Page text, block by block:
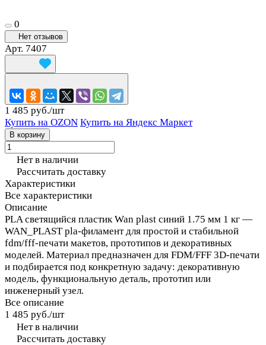
0
Нет отзывов
Арт. 7407
1 485 руб./шт
Купить на OZON Купить на Яндекс Маркет
В корзину
Нет в наличии
Рассчитать доставку
Характеристики
Все характеристики
Описание
PLA светящийся пластик Wan plast синий 1.75 мм 1 кг —
WAN_PLAST pla-филамент для простой и стабильной
fdm/fff-печати макетов, прототипов и декоративных
моделей. Материал предназначен для FDM/FFF 3D-печати
и подбирается под конкретную задачу: декоративную
модель, функциональную деталь, прототип или
инженерный узел.
Все описание
1 485 руб./шт
Нет в наличии
Рассчитать доставку